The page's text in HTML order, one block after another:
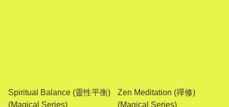
Spiritual Balance (靈性平衡)
(Magical Series)
Zen Meditation (禪修)
(Magical Series)